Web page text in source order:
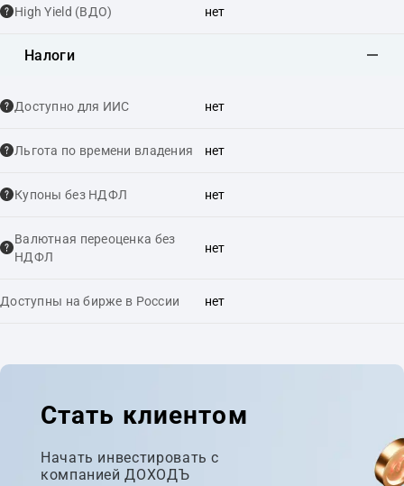
High Yield (ВДО) нет
Налоги
Доступно для ИИС нет
Льгота по времени владения нет
Купоны без НДФЛ нет
Валютная переоценка без
НДФЛ
нет
Доступны на бирже в России нет
Стать клиентом
Начать инвестировать с
компанией ДОХОДЪ